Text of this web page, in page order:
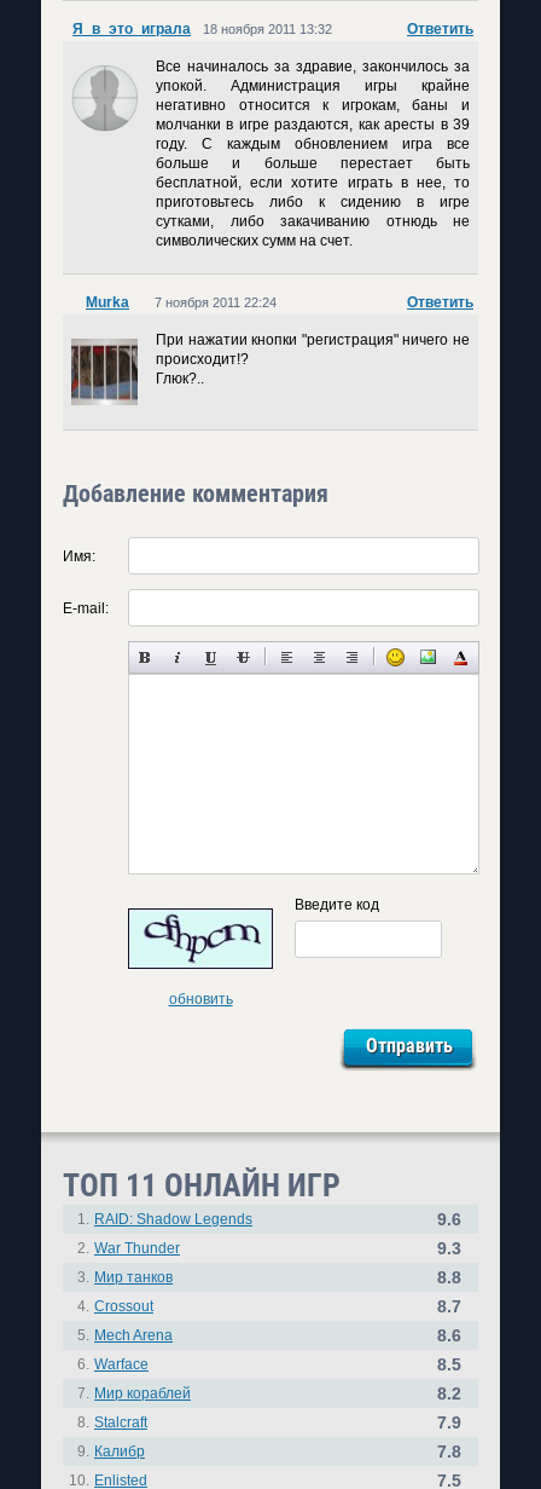
Я_в_это_играла Ответить
18 ноября 2011 13:32
Все начиналось за здравие, закончилось за
упокой. Администрация игры крайне
негативно относится к игрокам, баны и
молчанки в игре раздаются, как аресты в 39
году. С каждым обновлением игра все
больше и больше перестает быть
бесплатной, если хотите играть в нее, то
приготовьтесь либо к сидению в игре
сутками, либо закачиванию отнюдь не
символических сумм на счет.
Murka Ответить
7 ноября 2011 22:24
При нажатии кнопки "регистрация" ничего не
происходит!?
Глюк?..
Добавление комментария
Имя:
E-mail:
обновить
Введите код
ТОП 11 ОНЛАЙН ИГР
1. RAID: Shadow Legends 9.6
2. War Thunder 9.3
3. Мир танков 8.8
4. Crossout 8.7
5. Mech Arena 8.6
6. Warface 8.5
7. Мир кораблей 8.2
8. Stalcraft 7.9
9. Калибр 7.8
10. Enlisted 7.5